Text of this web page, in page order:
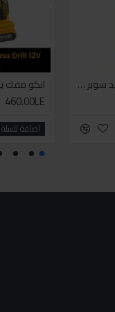
سيكا مانع تسرب زجاجي لاصق اسود 600 مل سيليكون
70.00LE
اضافة للسلة
انكو قصافة 6 بوصة يد سوبر وان انكو مفك
460.00LE
اضافة للسلة